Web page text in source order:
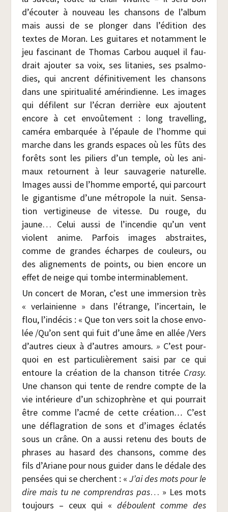
d’écouter à nou­veau les chan­sons de l’album
mais aus­si de se plon­ger dans l’édition des
textes de Moran. Les gui­tares et notam­ment le
jeu fas­ci­nant de Tho­mas Car­bou auquel il fau­
drait ajou­ter sa voix, ses lita­nies, ses psal­mo­
dies, qui ancrent défi­ni­ti­ve­ment les chan­sons
dans une spi­ri­tua­li­té amé­rin­dienne. Les images
qui défilent sur l’écran der­rière eux ajoutent
encore à cet envoû­te­ment : long tra­vel­ling,
camé­ra embar­quée à l’épaule de l’homme qui
marche dans les grands espaces où les fûts des
forêts sont les piliers d’un temple, où les ani­
maux retournent à leur sau­va­ge­rie natu­relle.
Images aus­si de l’homme empor­té, qui par­court
le gigan­tisme d’une métro­pole la nuit. Sen­sa­
tion ver­ti­gi­neuse de vitesse. Du rouge, du
jaune… Celui aus­si de l’incendie qu’un vent
violent anime. Par­fois images abs­traites,
comme de grandes écharpes de cou­leurs, ou
des ali­gne­ments de points, ou bien encore un
effet de neige qui tombe interminablement.
Un concert de Moran, c’est une immer­sion très
« ver­lai­nienne » dans l’étrange, l’incertain, le
flou, l’indécis : « Que ton vers soit la chose envo­
lée /​Qu’on sent qui fuit d’une âme en allée /​Vers
d’autres cieux à d’autres amours. » C’est pour­
quoi en est par­ti­cu­liè­re­ment sai­si par ce qui
entoure la créa­tion de la chan­son titrée Cra­sy.
Une chan­son qui tente de rendre compte de la
vie inté­rieure d’un schi­zo­phrène et qui pour­rait
être comme l’acmé de cette créa­tion… C’est
une défla­gra­tion de sons et d’images écla­tés
sous un crâne. On a aus­si rete­nu des bouts de
phrases au hasard des chan­sons, comme des
fils d’Ariane pour nous gui­der dans le dédale des
pen­sées qui se cherchent : «J’ai des mots pour le
dire mais tu ne com­pren­dras pas… » Les mots
tou­jours – ceux qui «déboulent comme des